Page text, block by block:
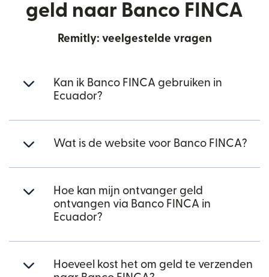
geld naar Banco FINCA
Remitly: veelgestelde vragen
Kan ik Banco FINCA gebruiken in
Ecuador?
Wat is de website voor Banco FINCA?
Hoe kan mijn ontvanger geld
ontvangen via Banco FINCA in
Ecuador?
Hoeveel kost het om geld te verzenden